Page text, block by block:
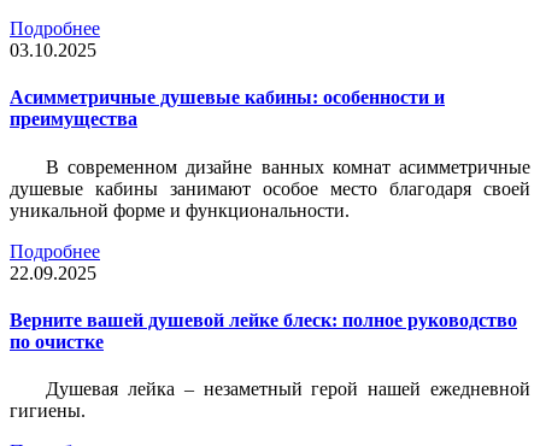
Подробнее
03.10.2025
Асимметричные душевые кабины: особенности и
преимущества
В современном дизайне ванных комнат асимметричные
душевые кабины занимают особое место благодаря своей
уникальной форме и функциональности.
Подробнее
22.09.2025
Верните вашей душевой лейке блеск: полное руководство
по очистке
Душевая лейка – незаметный герой нашей ежедневной
гигиены.